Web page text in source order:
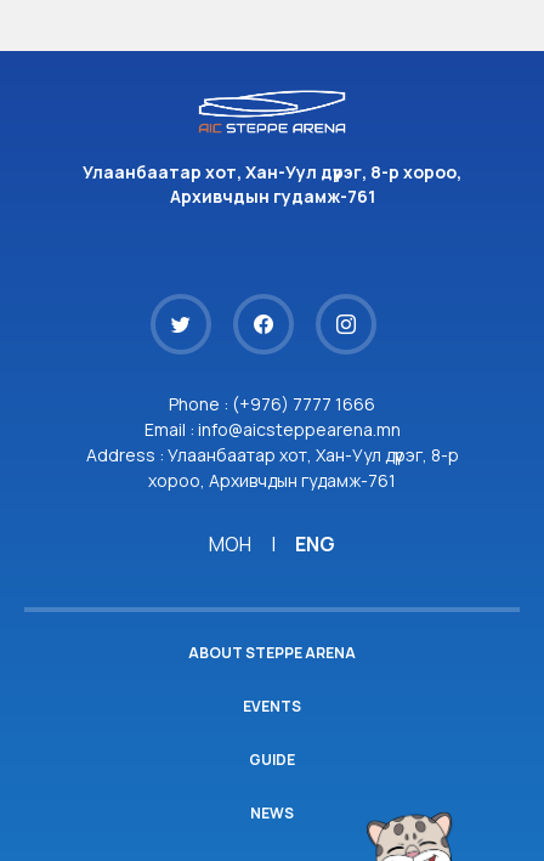
Улаанбаатар хот, Хан-Уул дүүрэг, 8-р хороо,
Архивчдын гудамж-761
Phone : (+976) 7777 1666
Email : info@aicsteppearena.mn
Address : Улаанбаатар хот, Хан-Уул дүүрэг, 8-р
хороо, Архивчдын гудамж-761
МОН | ENG
ABOUT STEPPE ARENA
EVENTS
GUIDE
NEWS